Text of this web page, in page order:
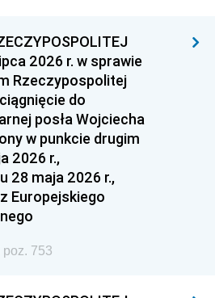
2026 r. w sprawie
Rzeczypospolitej
do
posła Wojciecha
w punkcie drugim
2026 r.,
28 maja 2026 r.,
Europejskiego
poz. 753